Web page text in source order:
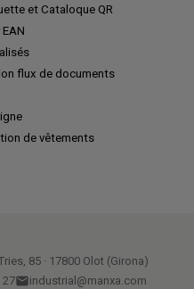
et Cataloque QR
flux de documents
de vêtements
85 · 17800 Olot (Girona)
27emailindustrial@manxa.com